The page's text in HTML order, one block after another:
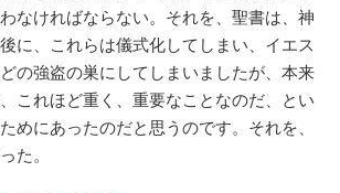
なければならない。それを、聖書は、神
に、これらは儀式化してしまい、イエス
の強盗の巣にしてしまいましたが、本来
これほど重く、重要なことなのだ、とい
めにあったのだと思うのです。それを、
た。